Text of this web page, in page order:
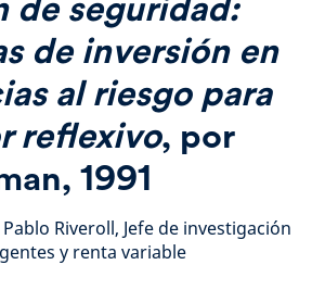
de inversión en
al riesgo para
reflexivo, por
1991
Pablo Riveroll, Jefe de investigación
y renta variable